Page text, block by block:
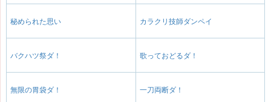
秘められた思い カラクリ技師ダンペイ
バクハツ祭ダ！ 歌っておどるダ！
無限の胃袋ダ！ 一刀両断ダ！